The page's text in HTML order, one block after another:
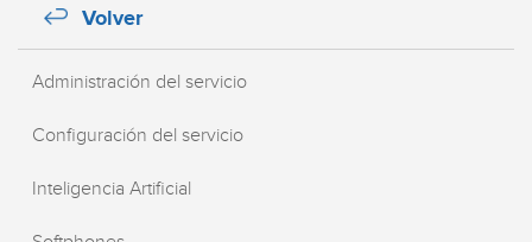
Volver
Administración del servicio
Configuración del servicio
Inteligencia Artificial